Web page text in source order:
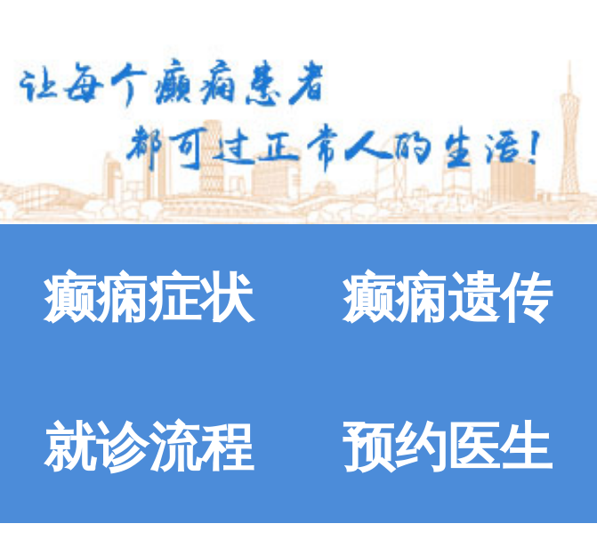
癫痫症状 癫痫遗传
就诊流程 预约医生